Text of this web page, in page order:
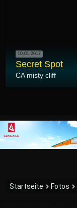
10.01.2017
Secret Spot
CA misty cliff
Startseite Fotos